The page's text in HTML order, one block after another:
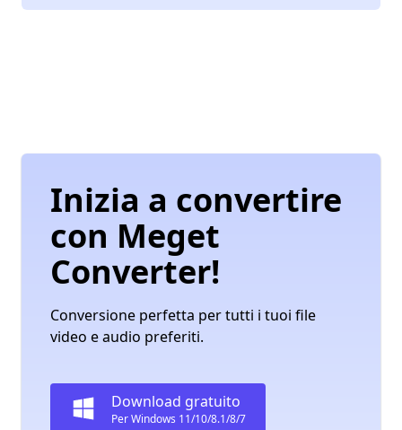
Inizia a convertire
con Meget
Converter!
Conversione perfetta per tutti i tuoi file
video e audio preferiti.
Download gratuito
Per Windows 11/10/8.1/8/7